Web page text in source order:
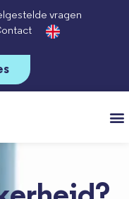
vragen